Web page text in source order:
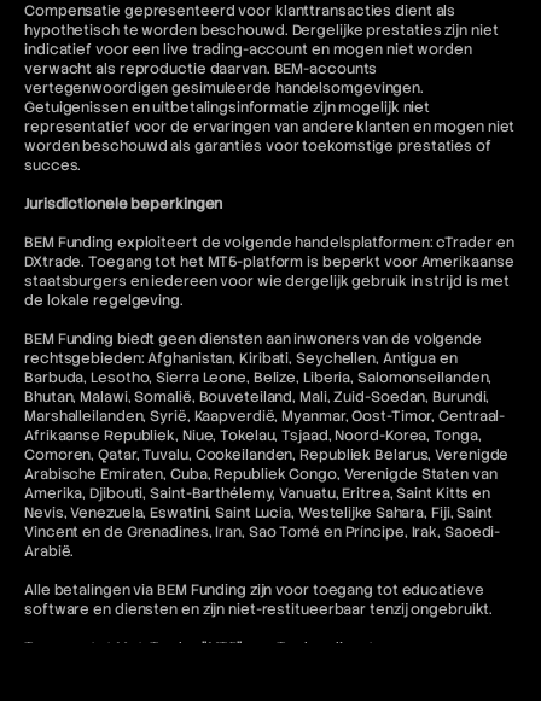
Compensatie gepresenteerd voor klanttransacties dient als
hypothetisch te worden beschouwd. Dergelijke prestaties zijn niet
indicatief voor een live trading-account en mogen niet worden
verwacht als reproductie daarvan. BEM-accounts
vertegenwoordigen gesimuleerde handelsomgevingen.
Getuigenissen en uitbetalingsinformatie zijn mogelijk niet
representatief voor de ervaringen van andere klanten en mogen niet
worden beschouwd als garanties voor toekomstige prestaties of
succes.
Jurisdictionele beperkingen
BEM Funding exploiteert de volgende handelsplatformen: cTrader en
DXtrade. Toegang tot het MT5-platform is beperkt voor Amerikaanse
staatsburgers en iedereen voor wie dergelijk gebruik in strijd is met
de lokale regelgeving.
BEM Funding biedt geen diensten aan inwoners van de volgende
rechtsgebieden: Afghanistan, Kiribati, Seychellen, Antigua en
Barbuda, Lesotho, Sierra Leone, Belize, Liberia, Salomonseilanden,
Bhutan, Malawi, Somalië, Bouveteiland, Mali, Zuid-Soedan, Burundi,
Marshalleilanden, Syrië, Kaapverdië, Myanmar, Oost-Timor, Centraal-
Afrikaanse Republiek, Niue, Tokelau, Tsjaad, Noord-Korea, Tonga,
Comoren, Qatar, Tuvalu, Cookeilanden, Republiek Belarus, Verenigde
Arabische Emiraten, Cuba, Republiek Congo, Verenigde Staten van
Amerika, Djibouti, Saint-Barthélemy, Vanuatu, Eritrea, Saint Kitts en
Nevis, Venezuela, Eswatini, Saint Lucia, Westelijke Sahara, Fiji, Saint
Vincent en de Grenadines, Iran, Sao Tomé en Príncipe, Irak, Saoedi-
Arabië.
Alle betalingen via BEM Funding zijn voor toegang tot educatieve
software en diensten en zijn niet-restitueerbaar tenzij ongebruikt.
Toegang tot MetaTrader "MT5" en cTrader-diensten voor